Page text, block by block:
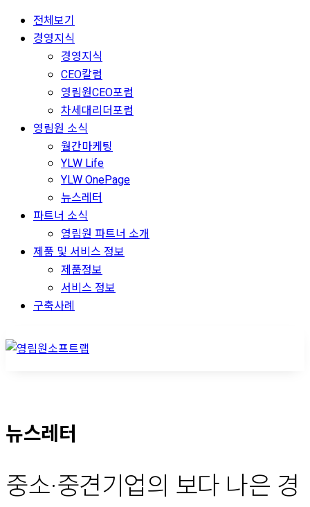
전체보기
경영지식
경영지식
CEO칼럼
영림원CEO포럼
차세대리더포럼
영림원 소식
월간마케팅
YLW Life
YLW OnePage
뉴스레터
파트너 소식
영림원 파트너 소개
제품 및 서비스 정보
제품정보
서비스 정보
구축사례
뉴스레터
중소·중견기업의 보다 나은 경